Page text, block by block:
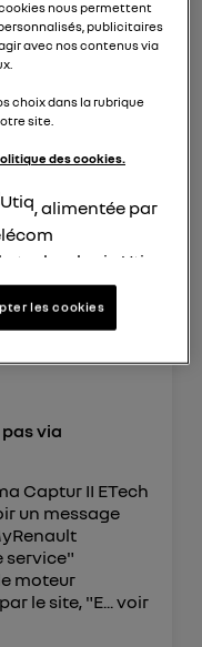
composant
le covid
sont ils des
via
Captur II ETech
un message
service"
moteur
le site, "E...voir
nous permettent
publicitaires
avec nos contenus via
choix dans la rubrique
site.
des cookies.
, alimentée par
technologie Utiq
que décrites
et liées à
fournie parun
site).
pour la
en vous
votre opérateur
et une référence
numéro de
connexion
les cookies